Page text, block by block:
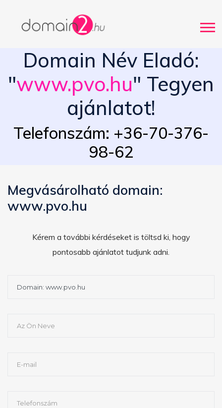
Domain Név Eladó:
"www.pvo.hu" Tegyen
ajánlatot!
Telefonszám: +36-70-376-
98-62
Megvásárolható domain:
www.pvo.hu
Kérem a további kérdéseket is töltsd ki, hogy
pontosabb ajánlatot tudjunk adni.